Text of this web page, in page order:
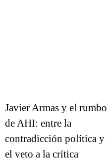
Javier Armas y el rumbo
de AHI: entre la
contradicción política y
el veto a la crítica